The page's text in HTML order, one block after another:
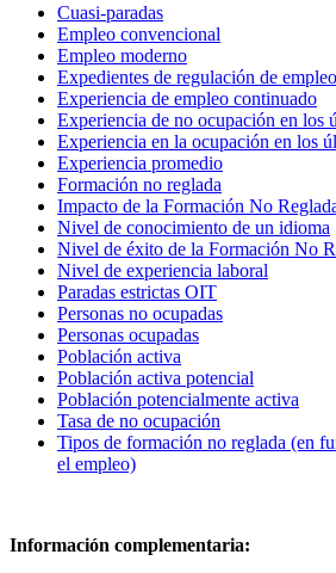
Cuasi-paradas
Empleo convencional
Empleo moderno
Expedientes de regulación de empleo
Experiencia de empleo continuado
Experiencia de no ocupación en los
Experiencia en la ocupación en los
Experiencia promedio
Formación no reglada
Impacto de la Formación No
Nivel de conocimiento de un idioma
Nivel de éxito de la Formación No
Nivel de experiencia laboral
Paradas estrictas OIT
Personas no ocupadas
Personas ocupadas
Población activa
Población activa potencial
Población potencialmente activa
Tasa de no ocupación
Tipos de formación no reglada (en
el empleo)
Información complementaria: